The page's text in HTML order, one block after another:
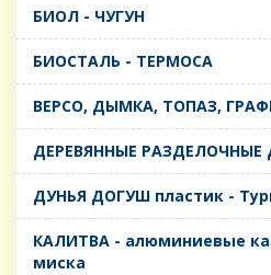
БИОЛ - ЧУГУН
БИОСТАЛЬ - ТЕРМОСА
ВЕРСО, ДЫМКА, ТОПАЗ,
ДЕРЕВЯННЫЕ РАЗДЕЛОЧНЫЕ
ДУНЬЯ ДОГУШ пластик -
КАЛИТВА - алюминиевые
миска